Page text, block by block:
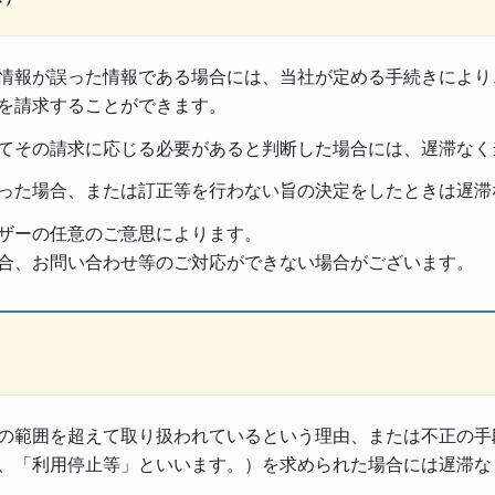
報が誤った情報である場合には、当社が定める手続きによ
請求することができます。
その請求に応じる必要があると判断した場合には、遅滞な
た場合、または訂正等を行わない旨の決定をしたときは遅
ーの任意のご意思によります。
お問い合わせ等のご対応ができない場合がございます。
範囲を超えて取り扱われているという理由、または不正の
「利用停止等」といいます。）を求められた場合には遅滞